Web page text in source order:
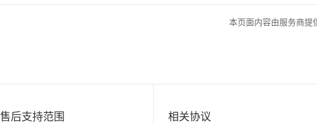
本页面内容由服务商提
售后支持范围 相关协议